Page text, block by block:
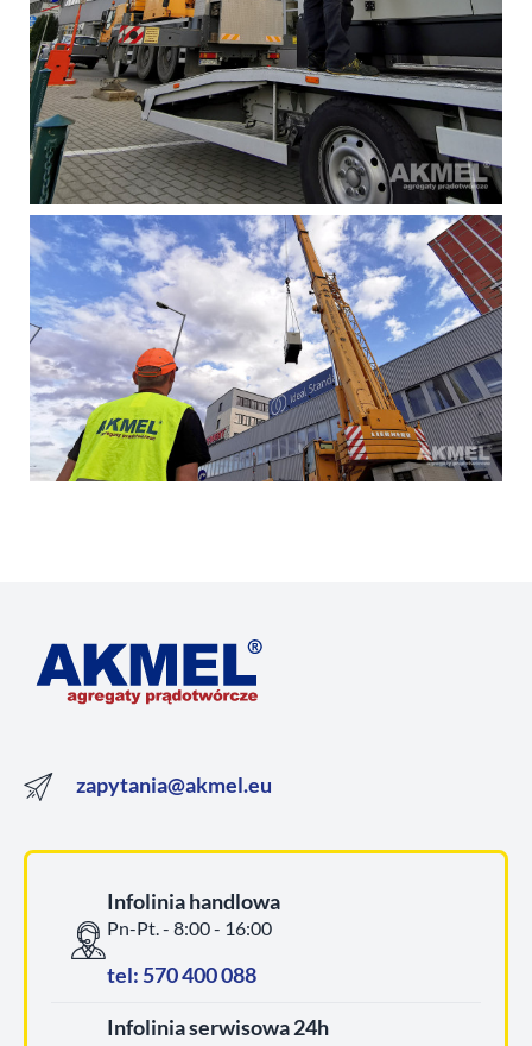
zapytania@akmel.eu
Infolinia handlowa
Pn-Pt. - 8:00 - 16:00
tel: 570 400 088
Infolinia serwisowa 24h